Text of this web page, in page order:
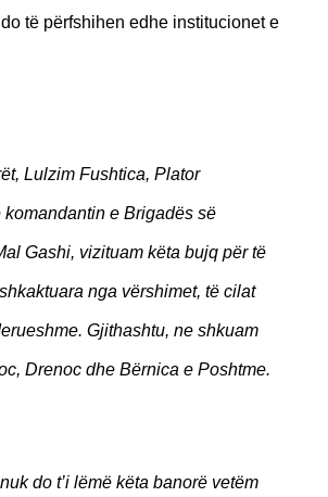
të përfshihen edhe institucionet e
Lulzim Fushtica, Plator
komandantin e Brigadës së
Gashi, vizituam këta bujq për të
nga vërshimet, të cilat
Gjithashtu, ne shkuam
Drenoc dhe Bërnica e Poshtme.
do t’i lëmë këta banorë vetëm